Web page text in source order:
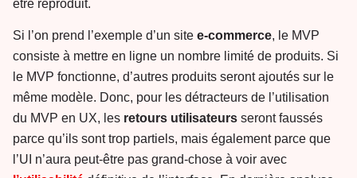
être reproduit.
Si l’on prend l’exemple d’un site e-commerce, le MVP
consiste à mettre en ligne un nombre limité de produits. Si
le MVP fonctionne, d’autres produits seront ajoutés sur le
même modèle. Donc, pour les détracteurs de l’utilisation
du MVP en UX, les retours utilisateurs seront faussés
parce qu’ils sont trop partiels, mais également parce que
l’UI n’aura peut-être pas grand-chose à voir avec